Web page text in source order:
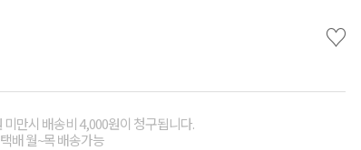
♡
만시 배송비 4,000원이 청구됩니다.
배 월~목 배송가능